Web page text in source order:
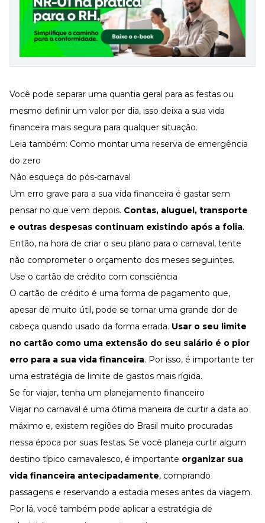
Você pode separar uma quantia geral para as festas ou
mesmo definir um valor por dia, isso deixa a sua vida
financeira mais segura para qualquer situação.
Leia também: Como montar uma reserva de emergência
do zero
Não esqueça do pós-carnaval
Um erro grave para a sua vida financeira é gastar sem
pensar no que vem depois. Contas, aluguel, transporte
e outras despesas continuam existindo após a folia.
Então, na hora de criar o seu plano para o carnaval, tente
não comprometer o orçamento dos meses seguintes.
Use o cartão de crédito com consciência
O cartão de crédito é uma forma de pagamento que,
apesar de muito útil, pode se tornar uma grande dor de
cabeça quando usado da forma errada. Usar o seu limite
no cartão como uma extensão do seu salário é o pior
erro para a sua vida financeira. Por isso, é importante ter
uma estratégia de limite de gastos mais rígida.
Se for viajar, tenha um planejamento financeiro
Viajar no carnaval é uma ótima maneira de curtir a data ao
máximo e, existem regiões do Brasil muito procuradas
nessa época por suas festas. Se você planeja curtir algum
destino típico carnavalesco, é importante organizar sua
vida financeira antecipadamente, comprando
passagens e reservando a estadia meses antes da viagem.
Por lá, você também pode aplicar a estratégia de